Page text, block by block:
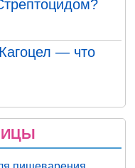
— что